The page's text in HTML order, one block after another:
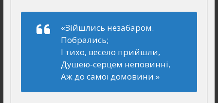
«Зійшлись незабаром.
Побрались;
І тихо, весело прийшли,
Душею-серцем неповинні,
Аж до самої домовини.»